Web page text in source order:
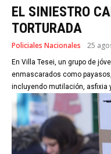
EL SINIESTRO
TORTURADA
Policiales Nacionales 25
En Villa Tesei, un grupo de
enmascarados como
incluyendo mutilación, asfixia